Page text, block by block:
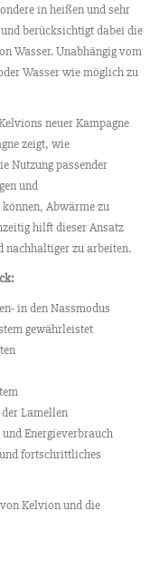
in heißen und sehr
berücksichtigt dabei die
Wasser. Unabhängig vom
Wasser wie möglich zu
neuer Kampagne
zeigt, wie
Nutzung passender
und
Abwärme zu
hilft dieser Ansatz
nachhaltiger zu arbeiten.
in den Nassmodus
gewährleistet
Lamellen
Energieverbrauch
fortschrittliches
Kelvion und die